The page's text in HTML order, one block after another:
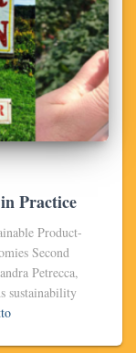
Practice
Product-
Second
Petrecca,
sustainability